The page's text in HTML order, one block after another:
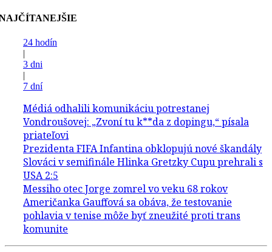
24 hodín
|
3 dni
|
7 dní